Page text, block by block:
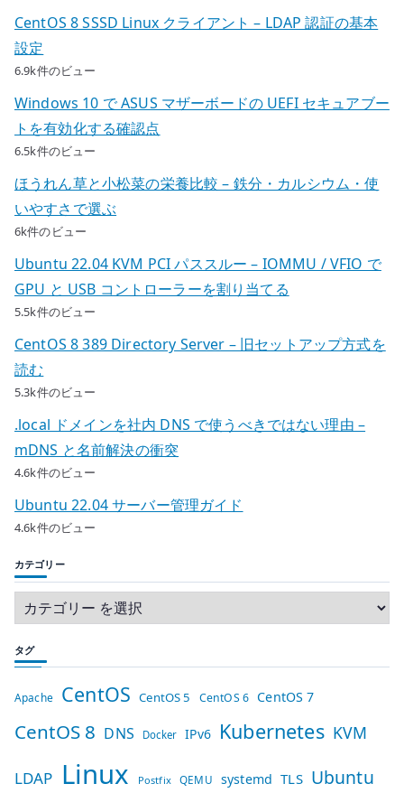
CentOS 8 SSSD Linux クライアント – LDAP 認証の基本
設定
6.9k件のビュー
Windows 10 で ASUS マザーボードの UEFI セキュアブー
トを有効化する確認点
6.5k件のビュー
ほうれん草と小松菜の栄養比較 – 鉄分・カルシウム・使
いやすさで選ぶ
6k件のビュー
Ubuntu 22.04 KVM PCI パススルー – IOMMU / VFIO で
GPU と USB コントローラーを割り当てる
5.5k件のビュー
CentOS 8 389 Directory Server – 旧セットアップ方式を
読む
5.3k件のビュー
.local ドメインを社内 DNS で使うべきではない理由 –
mDNS と名前解決の衝突
4.6k件のビュー
Ubuntu 22.04 サーバー管理ガイド
4.6k件のビュー
カテゴリー
タグ
Apache CentOS CentOS 5 CentOS 6 CentOS 7
CentOS 8 DNS Docker IPv6 Kubernetes KVM
LDAP Linux Postfix QEMU systemd TLS Ubuntu